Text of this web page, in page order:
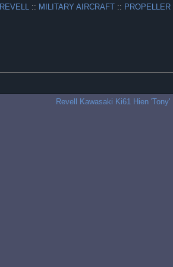
REVELL :: MILITARY AIRCRAFT :: PROPELLER